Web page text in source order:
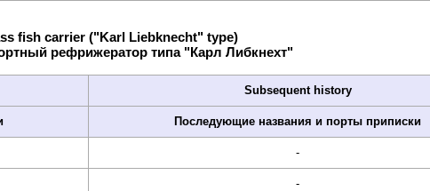
fish carrier ("Karl Liebknecht" type)
рефрижератор типа "Карл Либкнехт"
Subsequent history
Последующие названия и порты приписки
-
-